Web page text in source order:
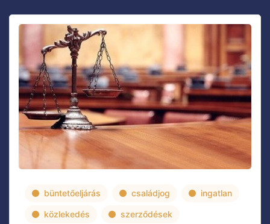
büntetőeljárás családjog ingatlan
közlekedés szerződések